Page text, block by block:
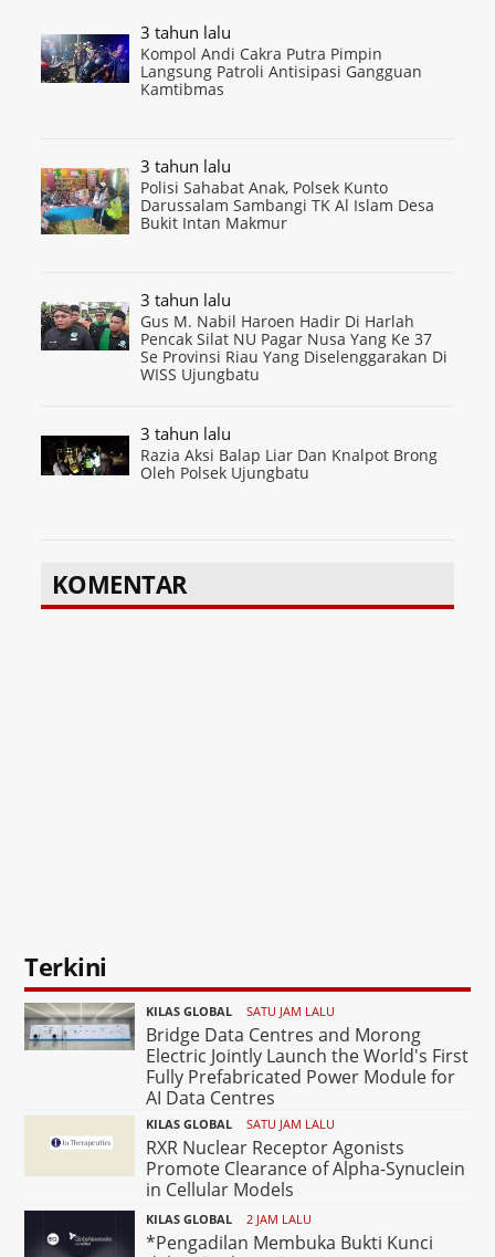
3 tahun lalu
Kompol Andi Cakra Putra Pimpin
Langsung Patroli Antisipasi Gangguan
Kamtibmas
3 tahun lalu
Polisi Sahabat Anak, Polsek Kunto
Darussalam Sambangi TK Al Islam Desa
Bukit Intan Makmur
3 tahun lalu
Gus M. Nabil Haroen Hadir Di Harlah
Pencak Silat NU Pagar Nusa Yang Ke 37
Se Provinsi Riau Yang Diselenggarakan Di
WISS Ujungbatu
3 tahun lalu
Razia Aksi Balap Liar Dan Knalpot Brong
Oleh Polsek Ujungbatu
KOMENTAR
Terkini
KILAS GLOBAL SATU JAM LALU
Bridge Data Centres and Morong
Electric Jointly Launch the World's First
Fully Prefabricated Power Module for
AI Data Centres
KILAS GLOBAL SATU JAM LALU
RXR Nuclear Receptor Agonists
Promote Clearance of Alpha-Synuclein
in Cellular Models
KILAS GLOBAL 2 JAM LALU
*Pengadilan Membuka Bukti Kunci